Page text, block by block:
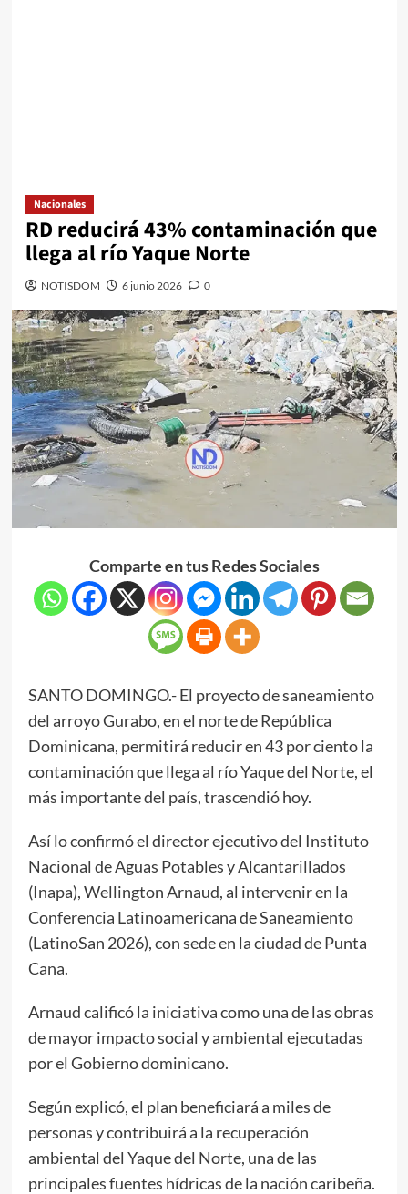
Nacionales
RD reducirá 43% contaminación que
llega al río Yaque Norte
NOTISDOM 6 junio 2026 0
Comparte en tus Redes Sociales
SANTO DOMINGO.- El proyecto de saneamiento
del arroyo Gurabo, en el norte de República
Dominicana, permitirá reducir en 43 por ciento la
contaminación que llega al río Yaque del Norte, el
más importante del país, trascendió hoy.
Así lo confirmó el director ejecutivo del Instituto
Nacional de Aguas Potables y Alcantarillados
(Inapa), Wellington Arnaud, al intervenir en la
Conferencia Latinoamericana de Saneamiento
(LatinoSan 2026), con sede en la ciudad de Punta
Cana.
Arnaud calificó la iniciativa como una de las obras
de mayor impacto social y ambiental ejecutadas
por el Gobierno dominicano.
Según explicó, el plan beneficiará a miles de
personas y contribuirá a la recuperación
ambiental del Yaque del Norte, una de las
principales fuentes hídricas de la nación caribeña.